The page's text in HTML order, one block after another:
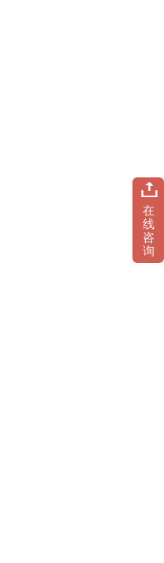
在
线
咨
询